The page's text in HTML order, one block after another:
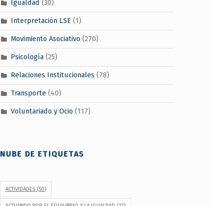
Igualdad (30)
Interpretación LSE(1)
Movimiento Asociativo (270)
Psicología(25)
Relaciones Institucionales (78)
Transporte(40)
Voluntariado y Ocio (117)
NUBE DE ETIQUETAS
ACTIVIDADES (50)